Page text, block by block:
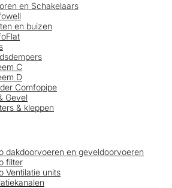
en Schakelaars
en buizen
C
D
Comfopipe
Gevel
& kleppen
dakdoorvoeren en geveldoorvoeren
filter
Ventilatie units